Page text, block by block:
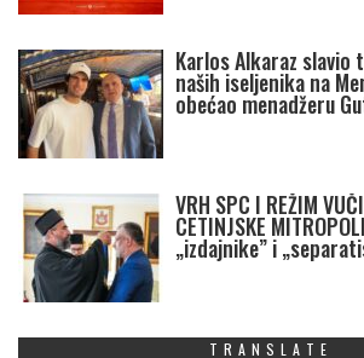
Karlos Alkaraz
naših iseljenika na
obećao menadžeru
VRH SPC I REŽIM
CETINJSKE
„izdajnike” i
TRANSLATE